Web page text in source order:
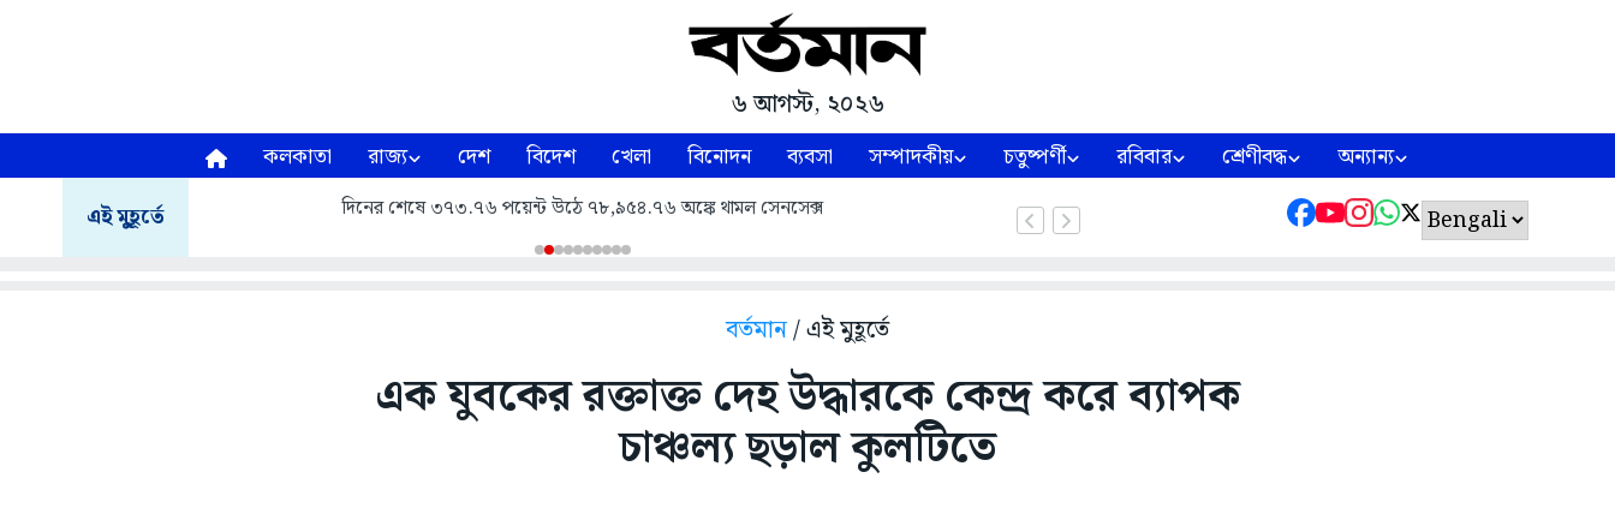
৬ আগস্ট, ২০২৬
কলকাতা রাজ্য দেশ বিদেশ খেলা বিনোদন ব্যবসা সম্পাদকীয় চতুষ্পর্ণী রবিবার শ্রেণীবদ্ধ অন্যান্য
এই মুহূর্তে দিনের শেষে ৩৭৩.৭৬ পয়েন্ট উঠে ৭৮,৯৫৪.৭৬ অঙ্কে থামল সেনসেক্স
বর্তমান/ এই মুহূর্তে
এক যুবকের রক্তাক্ত দেহ উদ্ধারকে কেন্দ্র করে ব্যাপক
চাঞ্চল্য ছড়াল কুলটিতে